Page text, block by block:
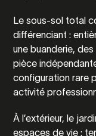
Le sous-sol total
différenciant :
une buanderie,
pièce
configuration rare
activité
À l’extérieur, le
espaces de vie :